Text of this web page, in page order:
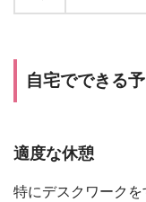
自宅でできる
適度な休憩
特にデスクワーク